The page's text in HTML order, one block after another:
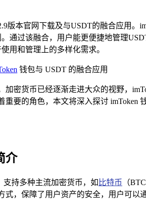
版本官网下载及与USDT的融合应用
通过该融合，用户能更便捷地管理
用和管理上的多样化需求。
钱包与 USDT 的融合应用
加密货币已经逐渐走进大众的视野，
重要的角色，本文将深入探讨 imToken
介
支持多种主流加密货币，如 比特币
（
式，保障了用户资产的安全，用户可以